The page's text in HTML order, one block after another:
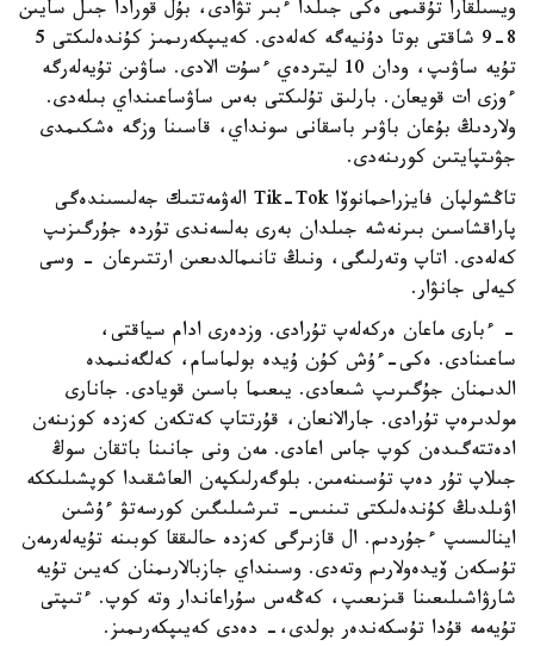
ويسىلقارا تۇقىمى ەكى جىلدا ءبىر تۋادى، بۇل قورادا جىل سايىن
8-9 شاقتى بوتا دۇنيەگە كەلەدى. كەيىپكەرىمىز كۇندەلىكتى 5
تۇيە ساۋىپ، ودان 10 ليتردەي ءسۇت الادى. ساۋىن تۇيەلەرگە
ءوزى ات قويعان. بارلىق تۇلىكتى بەس ساۋساعىنداي بىلەدى.
ولاردىڭ بۇعان باۋىر باسقانى سونداي، قاسىنا وزگە ەشكىمدى
جۋىتپايتىن كورىنەدى.
تاڭشولپان فايزراحمانوۆا Tik-Tok الەۋمەتتىك جەلىسىندەگى
پاراقشاسىن بىرنەشە جىلدان بەرى بەلسەندى تۇردە جۇرگىزىپ
كەلەدى. اتاپ وتەرلىگى، ونىڭ تانىمالدىعىن ارتتىرعان - وسى
كيەلى جانۋار.
- ءبارى ماعان ەركەلەپ تۇرادى. وزدەرى ادام سياقتى،
ساعىنادى. ەكى-ءۇش كۇن ۇيدە بولماسام، كەلگەنىمدە
الدىمنان جۇگىرىپ شىعادى. يىعىما باسىن قويادى. جانارى
مولدىرەپ تۇرادى. جارالانعان، قۇرتتاپ كەتكەن كەزدە كوزىنەن
ادەتتەگىدەن كوپ جاس اعادى. مەن ونى جانىنا باتقان سوڭ
جىلاپ تۇر دەپ تۇسىنەمىن. بلوگەرلىكپەن العاشقىدا كوپشىلىككە
اۋىلدىڭ كۇندەلىكتى تىنىس- تىرشىلىگىن كورسەتۋ ءۇشىن
اينالىسىپ ءجۇردىم. ال قازىرگى كەزدە حالىققا كوبىنە تۇيەلەرمەن
تۇسكەن ۆيدەولارىم وتەدى. وسىنداي جازبالارىمنان كەيىن تۇيە
شارۋاشىلىعىنا قىزىعىپ، كەڭەس سۇراعاندار وتە كوپ. ءتىپتى
تۇيەمە قۇدا تۇسكەندەر بولدى،- دەدى كەيىپكەرىمىز.